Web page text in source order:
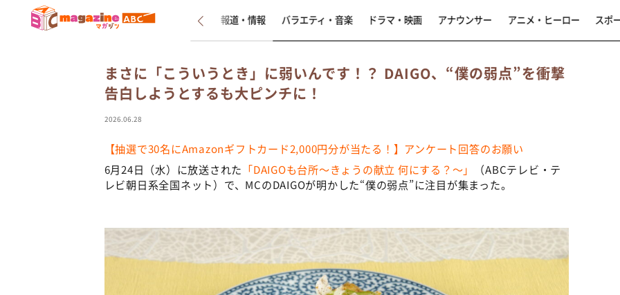
新着 インタビュー 報道・情報 バラエティ・音楽 ドラマ・映画 アナウンサー アニメ・ヒーロー スポ
まさに「こういうとき」に弱いんです！？ DAIGO、“僕の弱点”を衝撃
告白しようとするも大ピンチに！
2026.06.28
【抽選で30名にAmazonギフトカード2,000円分が当たる！】アンケート回答のお願い
6月24日（水）に放送された 「DAIGOも台所～きょうの献立 何にする？～」
（ABCテレビ・テ
レビ朝日系全国ネット）で、MCのDAIGOが明かした“僕の弱点”に注目が集まった。